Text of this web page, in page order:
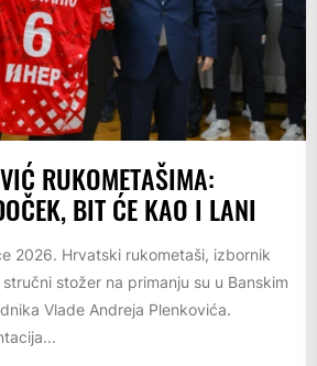
RUKOMETAŠIMA:
BIT ĆE KAO I LANI
2026. Hrvatski rukometaši, izbornik
stožer na primanju su u Banskim
Vlade Andreja Plenkovića.